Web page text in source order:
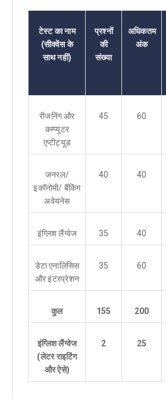
टेस्ट का नाम
(सीक्वेंस के
साथ नहीं)
प्रश्नों
की
संख्या
अधिकतम
अंक
रीजनिंग और
कम्प्यूटर
एप्टीट्यूड
45 60
जनरल/
इकॉनोमी/ बैंकिंग
अवेयनेस
40 40
इंग्लिश लैंग्वेज 35 40
डेटा एनालिसिस
और इंटरप्रेशन
35 60
कुल 155 200
इंग्लिश लैंग्वेज
(लेटर राइटिंग
और ऐसे)
2 25